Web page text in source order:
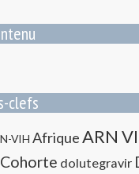
clefs
VIH AfriqueARN
Cohorte dolutegravir